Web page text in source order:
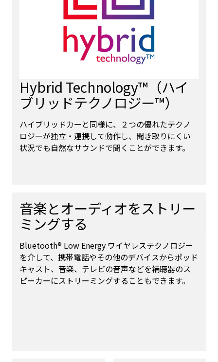
Hybrid Technology™（ハイ
ブリッドテクノロジー™）
ハイブリッドカーと同様に、２つの優れたテクノ
ロジーが独立・連携して動作し、聞き取りにくい
状況でも自然なサウンドで聞くことができます。
音楽とオーディオをストリー
ミングする
Bluetooth® Low Energy ワイヤレステクノロジー
を介して、携帯電話やその他のデバイスからポッド
キャスト、音楽、テレビの音声などを補聴器のス
ピーカーにストリーミングすることもできます。